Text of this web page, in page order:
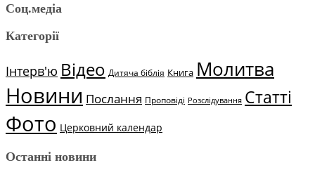
Соц.медіа
Категорії
Інтерв'ю Відео Дитяча біблія Книга Молитва
Новини Послання Проповіді Розслідування Статті
Фото Церковний календар
Останні новини